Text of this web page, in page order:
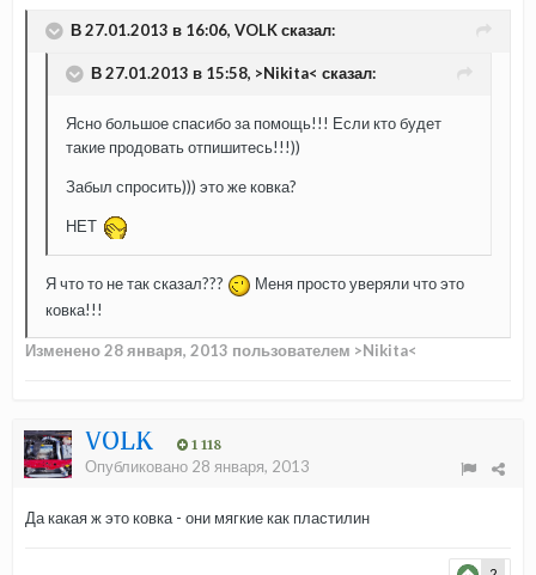
В 27.01.2013 в 16:06, VOLK сказал:
В 27.01.2013 в 15:58, >Nikita< сказал:
Ясно большое спасибо за помощь!!! Если кто будет
такие продовать отпишитесь!!!))
Забыл спросить))) это же ковка?
НЕТ
Я что то не так сказал???
Меня просто уверяли что это
ковка!!!
Изменено28 января, 2013 пользователем >Nikita<
VOLK 1 118
Опубликовано 28 января, 2013
Да какая ж это ковка - они мягкие как пластилин